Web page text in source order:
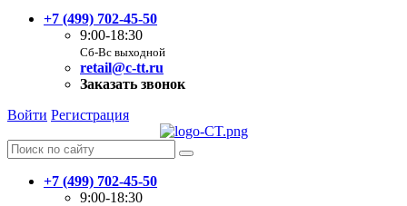
+7 (499) 702-45-50
9:00-18:30
Сб-Вс выходной
retail@c-tt.ru
Заказать звонок
Войти Регистрация
+7 (499) 702-45-50
9:00-18:30